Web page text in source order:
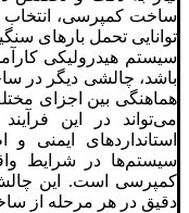
ساخت کمپرسی،
توانایی تحمل بارهای
سیستم هیدرولیکی
باشد، چالشی دیگر در
هماهنگی بین اجزای
می‌تواند در این
استانداردهای ایمنی
سیستم‌ها در شرایط
کمپرسی است. این
دقیق در هر مرحله از